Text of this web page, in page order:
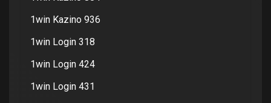
1win Kazino 936
1win Login 318
1win Login 424
1win Login 431